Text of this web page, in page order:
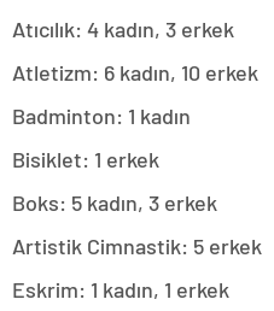
Atıcılık: 4 kadın, 3 erkek
Atletizm: 6 kadın, 10 erkek
Badminton: 1 kadın
Bisiklet: 1 erkek
Boks: 5 kadın, 3 erkek
Artistik Cimnastik: 5 erkek
Eskrim: 1 kadın, 1 erkek